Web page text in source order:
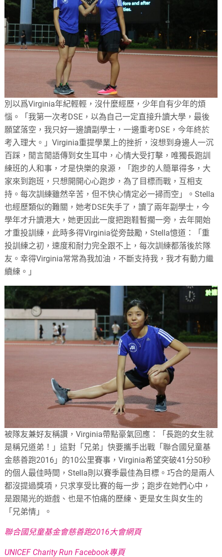
別以爲Virginia年紀輕輕，沒什麼經歷，少年自有少年的煩
惱。「我第一次考DSE，以為自己一定直接升讀大學，最後
願望落空，我只好一邊讀副學士，一邊重考DSE，今年終於
考入理大。」Virginia重提學業上的挫折，沒想到身邊人一沉
百踩，閒言閒語傳到女生耳中，心情大受打擊，唯獨長跑訓
練班的人和事，才是快樂的泉源，「跑步的人簡單得多，大
家來到跑班，只想開開心心跑步，為了目標而戰，互相支
持。每次訓練雖然辛苦，但不快心情定必一掃而空」。Stella
也經歷類似的難關，她考DSE失手了，讀了兩年副學士，今
學年才升讀港大，她更因此一度把跑鞋暫擱一旁，去年開始
才重投訓練，此時多得Virginia從旁鼓勵，Stella憶道：「重
投訓練之初，速度和耐力完全跟不上，每次訓練都落後於隊
友。幸得Virginia常常為我加油，不斷支持我，我才有動力繼
續練。」
被隊友兼好友稱讚，Virginia帶點豪氣回應：「長跑的女生就
是稱兄道弟！」這對「兄弟」快要攜手出戰「聯合國兒童基
金慈善跑2016」的10公里賽事，Virginia希望突破41分50秒
的個人最佳時間，Stella則以賽季最佳為目標。巧合的是兩人
都沒提過獎項，只求享受比賽的每一步；跑步在她們心中，
是跟陽光的遊戲、也是不怕痛的歷練、更是女生與女生的
「兄弟情」。
聯合國兒童基金會慈善跑2016大會網頁
UNICEF Charity Run Facebook專頁